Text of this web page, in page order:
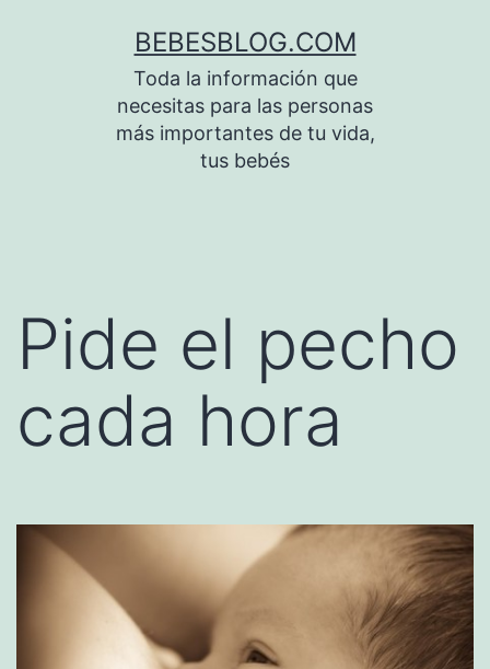
BEBESBLOG.COM
Toda la información que
necesitas para las personas
más importantes de tu vida,
tus bebés
Pide el pecho
cada hora